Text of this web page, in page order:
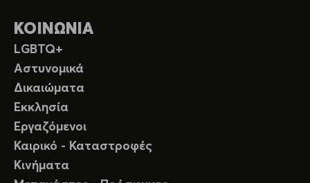
ΚΟΙΝΩΝΙΑ
LGBTQ+
Αστυνομικά
Δικαιώματα
Εκκλησία
Εργαζόμενοι
Καιρικό - Καταστροφές
Κινήματα